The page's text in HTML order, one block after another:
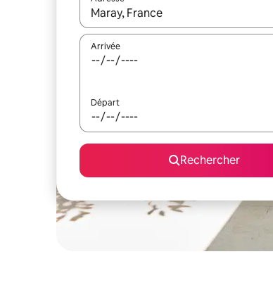
Lorsque les résultats s'affichent,
Arrivée
Départ
Rechercher